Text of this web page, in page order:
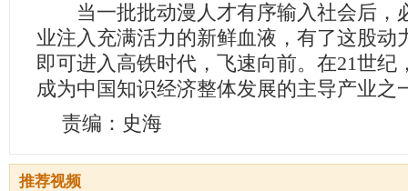
当一批批动漫人才有序输入社会后，
业注入充满活力的新鲜血液，有了这股动
即可进入高铁时代，飞速向前。在21世纪
成为中国知识经济整体发展的主导产业之
责编：史海
推荐视频